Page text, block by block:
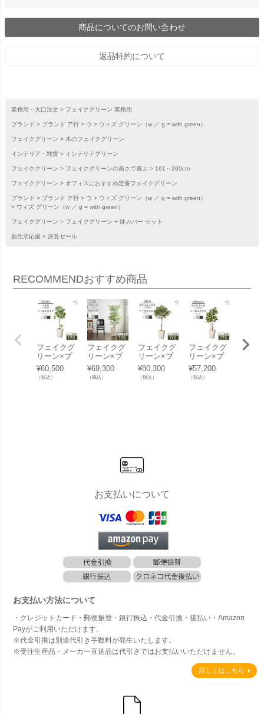
商品についてのお問い合わせ
返品特約について
業務用・大口注文 フェイクグリーン 業務用
ブランド ブランド ア行 ウ ウィズ グリーン（w ／ g = with green）
フェイクグリーン 木のフェイクグリーン
インテリア・雑貨 インテリアグリーン
フェイクグリーン フェイクグリーンの高さで選ぶ 161～200cm
フェイクグリーン オフィスにおすすめ定番フェイクグリーン
ブランド ブランド ア行 ウ
ウィズ グリーン（w ／ g = with green）
ウィズ グリーン（w ／ g = with green）
フェイクグリーン フェイクグリーン + 鉢カバー セット
新生活応援 × 決算セール
RECOMMENDおすすめ商品
フェイクグ
リーン×プ
ランターセ
ット「パキ
ラ×Tall Squ
¥60,500
（税込）
フェイクグ
リーン×プ
ランターセ
ット「ファ
ーン×Tall S
¥69,300
（税込）
フェイクグ
リーン×プ
ランターセ
ット「スマ
イラックス
¥80,300
（税込）
フェイクグ
リーン×プ
ランターセ
ット「ウン
ベラータ×T
¥57,200
（税込）
フェ
お支払いについて
お支払い方法について
・クレジットカード・郵便振替・銀行振込・代金引換・後払い・Amazon
Payがご利用いただけます。
※代金引換は別途代引き手数料が発生いたします。
※受注生産品・メーカー直送品は代引きではお支払いいただけません。
詳しくはこちら